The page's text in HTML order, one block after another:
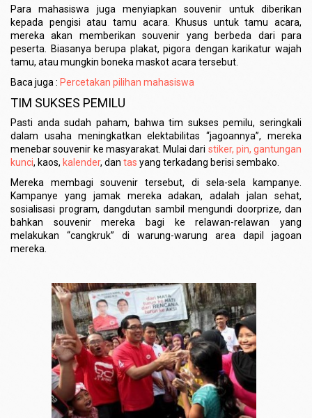
Para mahasiswa juga menyiapkan souvenir untuk diberikan
kepada pengisi atau tamu acara. Khusus untuk tamu acara,
mereka akan memberikan souvenir yang berbeda dari para
peserta. Biasanya berupa plakat, pigora dengan karikatur wajah
tamu, atau mungkin boneka maskot acara tersebut.
Baca juga : Percetakan pilihan mahasiswa
TIM SUKSES PEMILU
Pasti anda sudah paham, bahwa tim sukses pemilu, seringkali
dalam usaha meningkatkan elektabilitas “jagoannya”, mereka
menebar souvenir ke masyarakat. Mulai dari stiker, pin, gantungan
kunci, kaos, kalender, dan tas yang terkadang berisi sembako.
Mereka membagi souvenir tersebut, di sela-sela kampanye.
Kampanye yang jamak mereka adakan, adalah jalan sehat,
sosialisasi program, dangdutan sambil mengundi doorprize, dan
bahkan souvenir mereka bagi ke relawan-relawan yang
melakukan “cangkruk” di warung-warung area dapil jagoan
mereka.